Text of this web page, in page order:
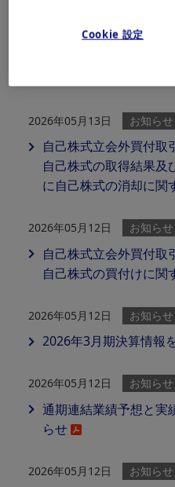
2026年05月26日 お知らせ
BioProtect Ltd.の株式
2026年05月13日 お知らせ
自己株式立会外買付取
自己株式の取得結果及
に自己株式の消却に関
2026年05月12日 お知らせ
自己株式立会外買付取
自己株式の買付けに関
2026年05月12日 お知らせ
2026年3月期決算情報
2026年05月12日 お知らせ
通期連結業績予想と実
らせ
2026年05月12日 お知らせ
Cookie 設定